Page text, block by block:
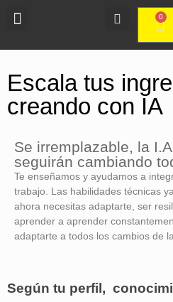
0
Escala tus
creando con IA
Se irremplazable, la
seguirán cambiando
Te enseñamos y ayudamos a
trabajo. Las habilidades técnicas
ahora necesitas adaptarte, ser
aprender a aprender
adaptarte a todos los cambios de
Según tu perfil,